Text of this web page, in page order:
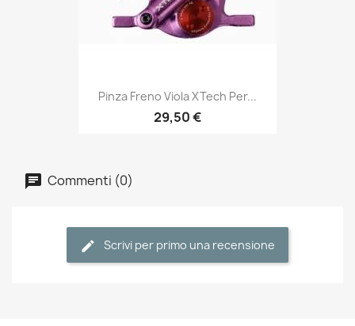
Pinza Freno Viola XTech Per...
29,50 €
Commenti (0)
Scrivi per primo una recensione